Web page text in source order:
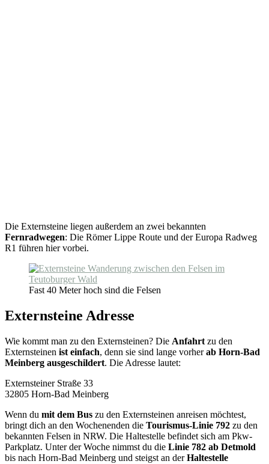
Die Externsteine liegen außerdem an zwei bekannten
Fernradwegen: Die Römer Lippe Route und der Europa Radweg
R1 führen hier vorbei.
Fast 40 Meter hoch sind die Felsen
Externsteine Adresse
Wie kommt man zu den Externsteinen? Die Anfahrt zu den
Externsteinen ist einfach, denn sie sind lange vorherab Horn-Bad
Meinberg ausgeschildert. Die Adresse lautet:
Externsteiner Straße 33
32805 Horn-Bad Meinberg
Wenn du mit dem Bus zu den Externsteinen anreisen möchtest,
bringt dich an den Wochenenden die Tourismus-Linie 792 zu den
bekannten Felsen in NRW. Die Haltestelle befindet sich am Pkw-
Parkplatz. Unter der Woche nimmst du die Linie 782 ab Detmold
bis nach Horn-Bad Meinberg und steigst an derHaltestelle